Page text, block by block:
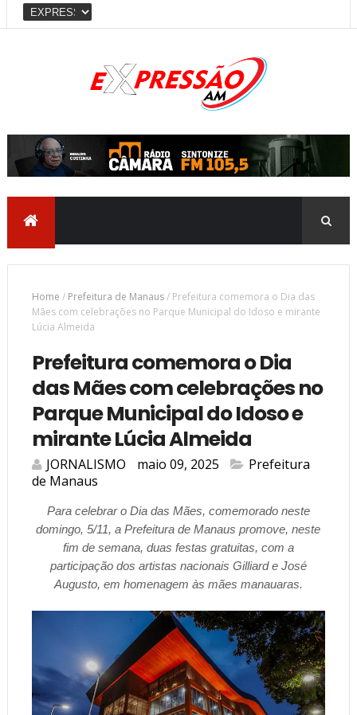
Home / Prefeitura de Manaus/ Prefeitura comemora o Dia das
Mães com celebrações no Parque Municipal do Idoso e mirante
Lúcia Almeida
Prefeitura comemora o Dia
das Mães com celebrações no
Parque Municipal do Idoso e
mirante Lúcia Almeida
JORNALISMO maio 09, 2025
Prefeitura
de Manaus
Para celebrar o Dia das Mães, comemorado neste
domingo, 5/11, a Prefeitura de Manaus promove, neste
fim de semana, duas festas gratuitas, com a
participação dos artistas nacionais Gilliard e José
Augusto, em homenagem às mães manauaras.